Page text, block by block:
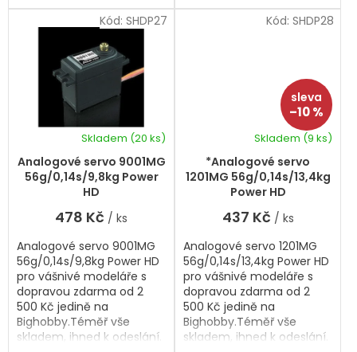
Analogové servo 9001MG
56g/0,14s/9,8kg Power
HD
Skladem (20 ks)
478 Kč / ks
Analogové servo 9001MG
56g/0,14s/9,8kg Power HD
pro vášnivé modeláře s
dopravou zdarma od 2
500 Kč jedině na
Bighobby.Téměř vše
skladem, ihned k odeslání.
Kód: SHDP27
–10 %
*Analogové servo
1201MG 56g/0,14s/13,4kg
Power HD
Skladem (9 ks)
437 Kč / ks
Analogové servo 1201MG
56g/0,14s/13,4kg Power HD
pro vášnivé modeláře s
dopravou zdarma od 2
500 Kč jedině na
Bighobby.Téměř vše
skladem, ihned k odeslání.
Kód: SHDP28